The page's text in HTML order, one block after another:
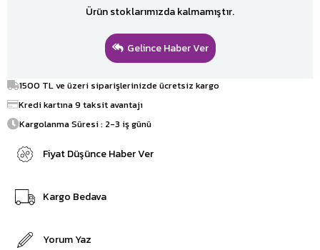
Ürün stoklarımızda kalmamıştır.
Gelince Haber Ver
1500 TL ve üzeri siparişlerinizde ücretsiz kargo
Kredi kartına 9 taksit avantajı
Kargolanma Süresi : 2-3 iş günü
Fiyat Düşünce Haber Ver
Kargo Bedava
Yorum Yaz